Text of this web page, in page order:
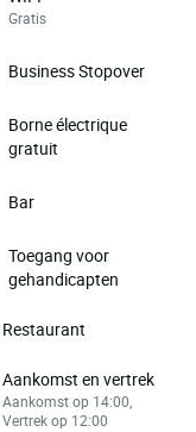
Gratis
Business Stopover
Borne électrique
gratuit
Bar
Toegang voor
gehandicapten
Restaurant
Aankomst en vertrek
Aankomst op 14:00,
Vertrek op 12:00